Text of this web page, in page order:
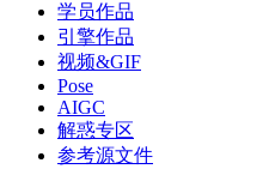
学员作品
引擎作品
视频&GIF
Pose
AIGC
解惑专区
参考源文件